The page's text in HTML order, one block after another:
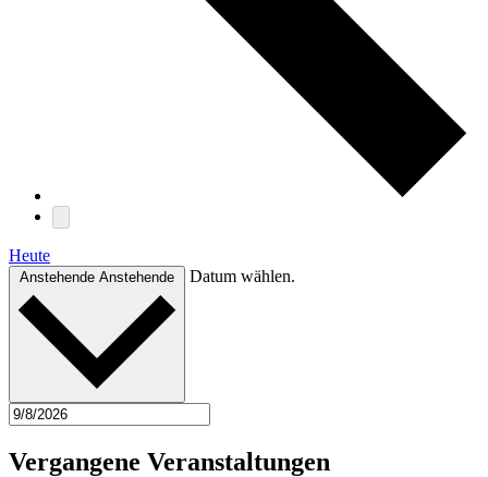
Heute
Anstehende Anstehende Datum wählen.
Vergangene Veranstaltungen